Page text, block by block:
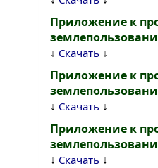
Приложение к
↓ Скачать ↓
Приложение к
↓ Скачать ↓
Приложение к
↓ Скачать ↓